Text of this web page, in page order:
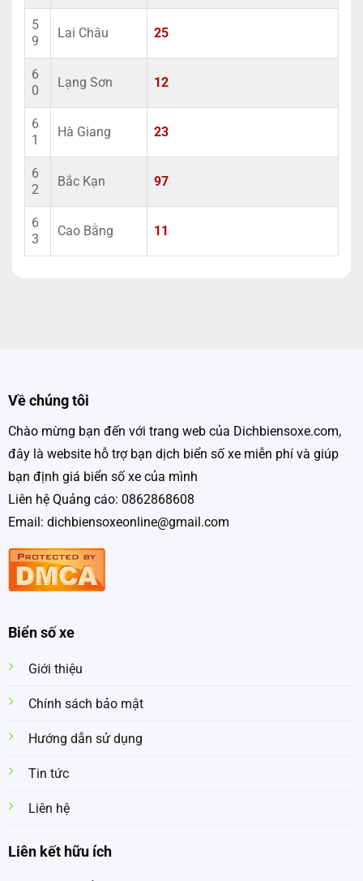
5
9
Lai Châu 25
6
0
Lạng Sơn 12
6
1
Hà Giang 23
6
2
Bắc Kạn 97
6
3
Cao Bằng 11
Về chúng tôi
Chào mừng bạn đến với trang web của Dichbiensoxe.com,
đây là website hỗ trợ bạn dịch biển số xe miễn phí và giúp
bạn định giá biển số xe của mình
Liên hệ Quảng cáo: 0862868608
Email: dichbiensoxeonline@gmail.com
Biển số xe
Giới thiệu
Chính sách bảo mật
Hướng dẫn sử dụng
Tin tức
Liên hệ
Liên kết hữu ích